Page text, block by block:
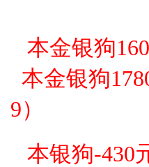
本金银狗
本金银狗
9）
本银狗-430